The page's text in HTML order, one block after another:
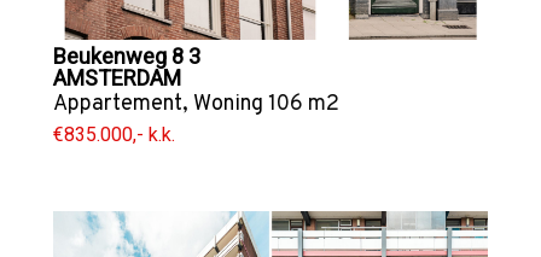
Beukenweg 8 3
AMSTERDAM
Appartement, Woning 106 m2
€835.000,- k.k.